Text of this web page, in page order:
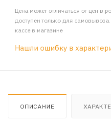
Цена может отличаться от цен в
доступен только для
кассе в магазине
Нашли ошибку в
ОПИСАНИЕ